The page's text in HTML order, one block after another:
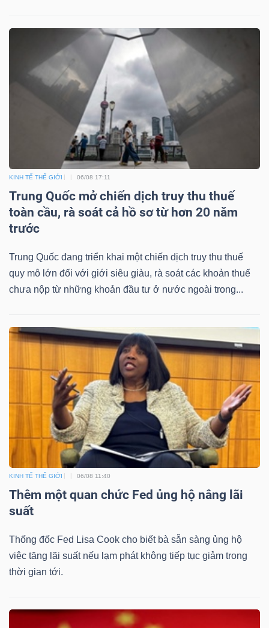
KINH TẾ THẾ GIỚI 06/08 17:11
Trung Quốc mở chiến dịch truy thu thuế
toàn cầu, rà soát cả hồ sơ từ hơn 20 năm
trước
Trung Quốc đang triển khai một chiến dịch truy thu thuế
quy mô lớn đối với giới siêu giàu, rà soát các khoản thuế
chưa nộp từ những khoản đầu tư ở nước ngoài trong...
KINH TẾ THẾ GIỚI 06/08 11:40
Thêm một quan chức Fed ủng hộ nâng lãi
suất
Thống đốc Fed Lisa Cook cho biết bà sẵn sàng ủng hộ
việc tăng lãi suất nếu lạm phát không tiếp tục giảm trong
thời gian tới.